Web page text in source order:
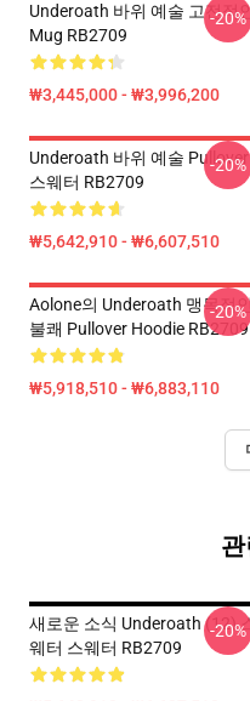
Underoath 바위 예술 고전적
Mug RB2709
₩3,445,000 - ₩3,996,200
-20%
Underoath 바위 예술 Pullover
스웨터 RB2709
₩5,642,910 - ₩6,607,510
-20%
Aolone의 Underoath 맹목적
불쾌 Pullover Hoodie RB2709
₩5,918,510 - ₩6,883,110
-20%
새로운 소식 Underoath (12)
웨터 스웨터 RB2709
-20%